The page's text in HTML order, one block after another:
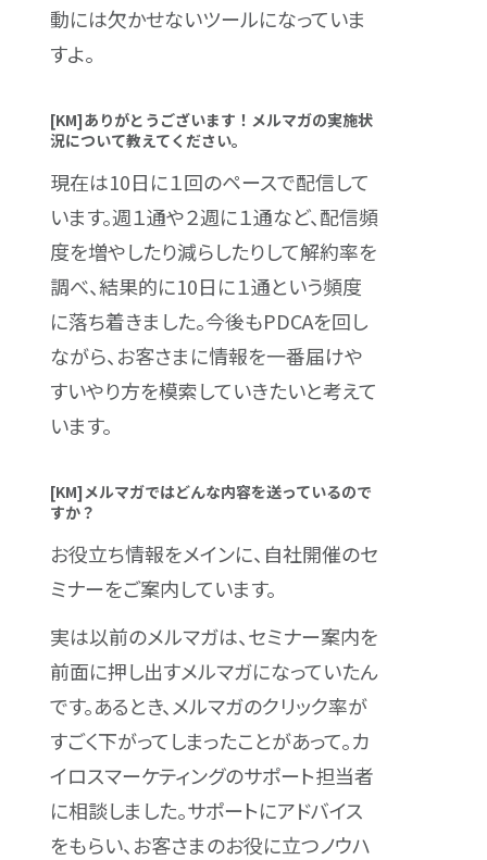
動には欠かせないツールになっていま
すよ。
[KM]ありがとうございます！メルマガの実施状
況について教えてください。
現在は10日に１回のペースで配信して
います。週１通や２週に１通など、配信頻
度を増やしたり減らしたりして解約率を
調べ、結果的に10日に１通という頻度
に落ち着きました。今後もPDCAを回し
ながら、お客さまに情報を一番届けや
すいやり方を模索していきたいと考えて
います。
[KM]メルマガではどんな内容を送っているので
すか？
お役立ち情報をメインに、自社開催のセ
ミナーをご案内しています。
実は以前のメルマガは、セミナー案内を
前面に押し出すメルマガになっていたん
です。あるとき、メルマガのクリック率が
すごく下がってしまったことがあって。カ
イロスマーケティングのサポート担当者
に相談しました。サポートにアドバイス
をもらい、お客さまのお役に立つノウハ